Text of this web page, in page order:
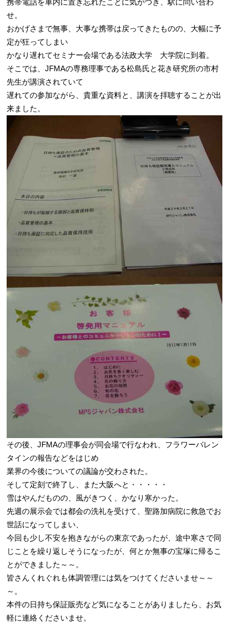
携帯電話を車内に置き忘れたことに気がつき、駅に問い合わ
せ。
おかげさまで無事、大事な携帯は戻ってきたものの、大幅に予
定が狂ってしまい
かなり遅れてセミナー会場である法政大学 大学院に到着。
そこでは、JFMAの専務理事である松島氏と花き研究所の市村
先生が講演されていて
遅れての参加ながら、貴重な資料と、講演を拝聴することが出
来ました。
その後、JFMAの理事会が同会場で行なわれ、フラワーバレン
タインの報告などをはじめ
業界の今後についての議論が交わされた。
そして定刻で終了し、また大阪へと・・・・・
雪はやんだものの、風がきつく、かなり寒かった。
先週の展示会では都会の洗礼を受けて、聖路加病院に救急でお
世話になってしまい、
今回も少し不安を抱きながらの東京であったが、途中寒さで同
じことを繰り返しそうになったが、何とか無事の宝塚に帰るこ
とができました～～。
皆さんくれぐれも体調管理には気をつけてくださいませ～～
～。
本件の日持ち保証販売など気になることがありましたら、お気
軽に連絡くださいませ。